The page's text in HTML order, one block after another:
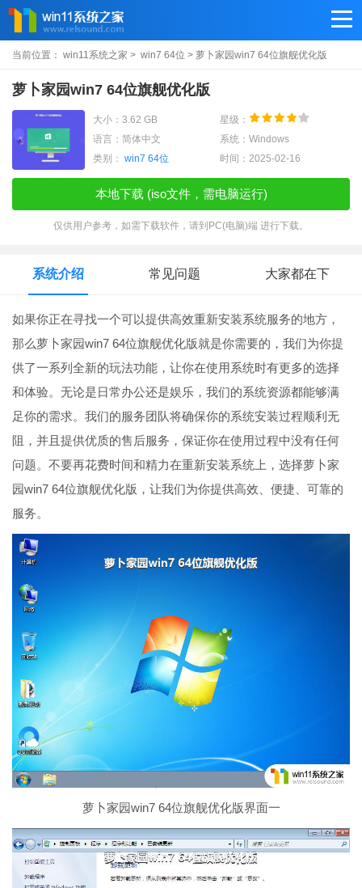
当前位置： win11系统之家 > win7 64位 > 萝卜家园win7 64位旗舰优化版
萝卜家园win7 64位旗舰优化版
大小：3.62 GB
星级：
语言：简体中文
系统：Windows
类别： win7 64位 时间：2025-02-16
本地下载 (iso文件，需电脑运行)
仅供用户参考，如需下载软件，请到PC(电脑)端 进行下载。
系统介绍 常见问题 大家都在下
如果你正在寻找一个可以提供高效重新安装系统服务的地方，
那么萝卜家园win7 64位旗舰优化版就是你需要的，我们为你提
供了一系列全新的玩法功能，让你在使用系统时有更多的选择
和体验。无论是日常办公还是娱乐，我们的系统资源都能够满
足你的需求。我们的服务团队将确保你的系统安装过程顺利无
阻，并且提供优质的售后服务，保证你在使用过程中没有任何
问题。不要再花费时间和精力在重新安装系统上，选择萝卜家
园win7 64位旗舰优化版，让我们为你提供高效、便捷、可靠的
服务。
萝卜家园win7 64位旗舰优化版界面一